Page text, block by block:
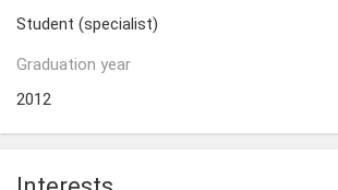
Student (specialist)
Graduation year
2012